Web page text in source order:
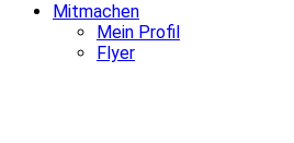
Mitmachen
Mein Profil
Flyer